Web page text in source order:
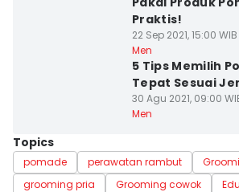
Praktis!
22 Sep 2021, 15:00 WIB
Men
5 Tips Memilih
Tepat Sesuai
30 Agu 2021, 09:00
Men
Topics
pomade perawatan rambut
grooming pria
Grooming cowok